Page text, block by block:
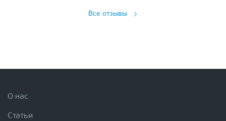
Все отзывы
О нас
Статьи